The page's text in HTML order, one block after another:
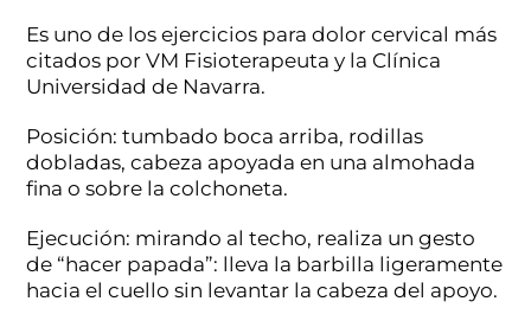
Es uno de los ejercicios para dolor cervical más
citados por VM Fisioterapeuta y la Clínica
Universidad de Navarra.
Posición: tumbado boca arriba, rodillas
dobladas, cabeza apoyada en una almohada
fina o sobre la colchoneta.
Ejecución: mirando al techo, realiza un gesto
de “hacer papada”: lleva la barbilla ligeramente
hacia el cuello sin levantar la cabeza del apoyo.